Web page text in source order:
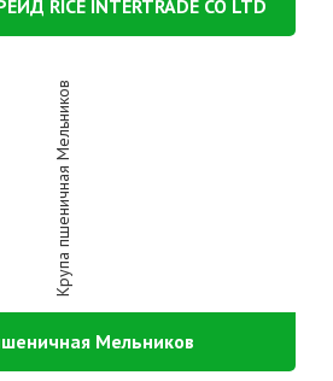
RICE INTERTRADE CO LTD
Мельников